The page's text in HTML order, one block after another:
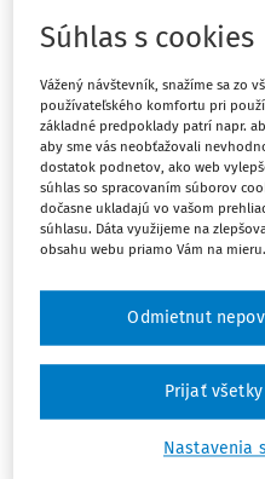
Zoradiť podľa:
Najnovšie
Najstaršie
AKTUALITY
Od júla sa zvýši
nezamestnanosti a
garančného poistenia
zaevidujú na úrade práce
zamestnanie a spĺňajú
budú dostávať vyššiu
nezamestnanosti o viac ako
ROPO redakcia
/ 2 minúty
Súhlas s cookies
Vážený návštevník, snažíme sa zo
používateľského komfortu pri
základné predpoklady patrí napr.
aby sme vás neobťažovali
dostatok podnetov, ako web
súhlas so spracovaním súborov
dočasne ukladajú vo vašom
súhlasu. Dáta využijeme na
obsahu webu priamo Vám na mieru.
Nastavenia
Odmietnut
Prijať